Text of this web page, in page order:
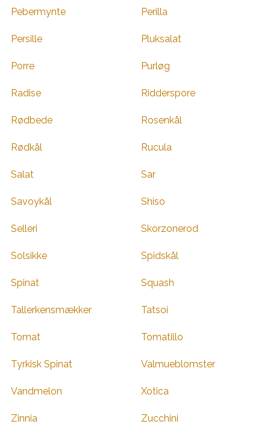
Pebermynte Perilla
Persille Pluksalat
Porre Purløg
Radise Ridderspore
Rødbede Rosenkål
Rødkål Rucula
Salat Sar
Savoykål Shiso
Selleri Skorzonerod
Solsikke Spidskål
Spinat Squash
Tallerkensmækker Tatsoi
Tomat Tomatillo
Tyrkisk Spinat Valmueblomster
Vandmelon Xotica
Zinnia Zucchini